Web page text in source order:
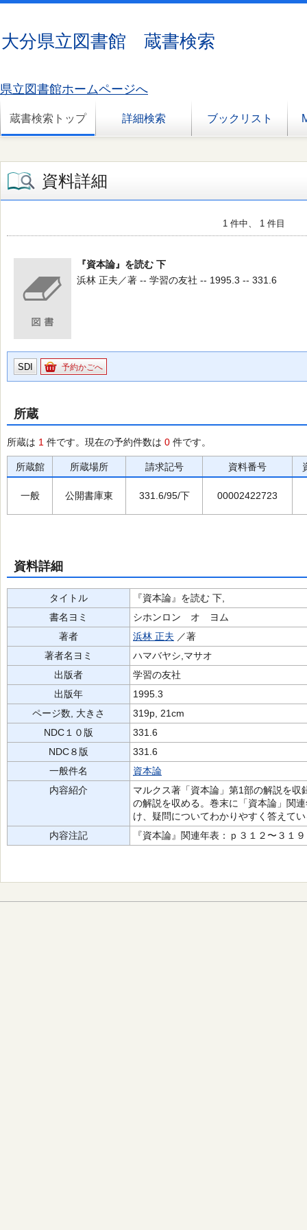
大分県立図書館 蔵書検索
県立図書館ホームページへ
蔵書検索トップ 詳細検索 ブックリスト
資料詳細
1 件中、 1 件目
『資本論』を読む 下
浜林 正夫／著 -- 学習の友社 -- 1995.3 -- 331.6
SDI 予約かごへ
所蔵
所蔵は 1 件です。現在の予約件数は 0 件です。
所蔵館 所蔵場所 請求記号 資料番号
一般 公開書庫東 331.6/95/下 00002422723
資料詳細
タイトル
『資本論』を読む 下,
書名ヨミ
シホンロン オ ヨム
著者
浜林 正夫 ／著
著者名ヨミ
ハマバヤシ,マサオ
出版者
学習の友社
出版年
1995.3
ページ数, 大きさ
319p, 21cm
NDC１０版
331.6
NDC８版
331.6
一般件名
資本論
内容紹介
マルクス著「資本論」第1部の解説を
の解説を収める。巻末に「資本論」関
け、疑問についてわかりやすく答えて
内容注記
『資本論』関連年表：ｐ３１２〜３１９